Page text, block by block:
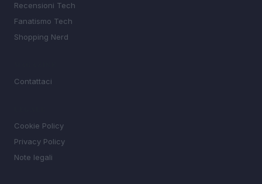
Recensioni Tech
Fanatismo Tech
Shopping Nerd
Contattaci
Cookie Policy
Privacy Policy
Note legali